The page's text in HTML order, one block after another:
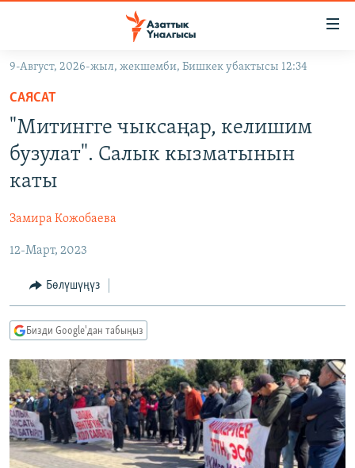
Навигацияга
өтүңүз
Издөөгө
салыңыз
КЫРГЫЗСТАН
КЫРГЫЗСТАН
МАДАНИЯТ
ДҮЙНӨ
УКРАИНА
ТВ ПРОГРАММАЛАР
БҮГҮН АЗАТТЫКТА
ЭКСПЕРТТЕР ТАЛДАЙТ
ДАНИСТЕ
ЭЖЕ-СИҢДИЛЕР
АЗАТТЫК+
ЫҢГАЙСЫЗ СУРООЛОР
ПОДКАСТ
ӨЗГӨЧӨ ПИКИР
Русский
ОНЛАЙН ШЕРИНЕ
9-Август, 2026-жыл, жекшемби, Бишкек убактысы 12:34
САЯСАТ
"Митингге чыксаңар, келишим
бузулат". Салык кызматынын
каты
Замира Кожобаева
12-Март, 2023
Бөлүшүңүз
Бизди Google'дан табыңыз